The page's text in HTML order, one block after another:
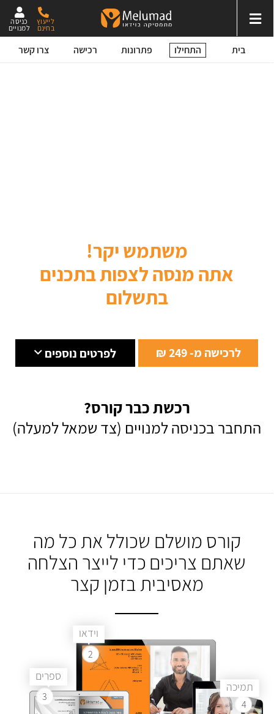
כניסה
למנויים
לייעוץ
בחינם
בית התחילו פתרונות רכישה צרו קשר
משתמש יקר!
אתה מנסה לצפות בתכנים
בתשלום
לרכישה מ- 249 ₪ לפרטים נוספים
רכשת כבר קורס?
התחבר בכניסה למנויים (צד שמאל למעלה)
קורס מושלם שכולל את כל מה
שאתם צריכים כדי לייצר הצלחה
מאסיבית בזמן קצר
וידאו
2
ספרים
3
תמיכה
4